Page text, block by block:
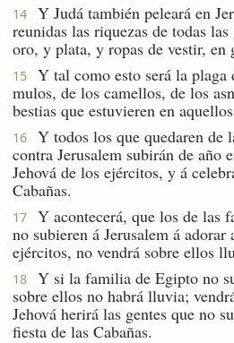
14
Y Judá también peleará en
reunidas las riquezas de todas
oro, y plata, y ropas de vestir, en
15
Y tal como esto será la plaga
mulos, de los camellos, de los
bestias que estuvieren en
16
Y todos los que quedaren de
contra Jerusalem subirán de año
Jehová de los ejércitos, y á
Cabañas.
17
Y acontecerá, que los de las
no subieren á Jerusalem á adorar
ejércitos, no vendrá sobre ellos
18
Y si la familia de Egipto no
sobre ellos no habrá lluvia;
Jehová herirá las gentes que no
fiesta de las Cabañas.